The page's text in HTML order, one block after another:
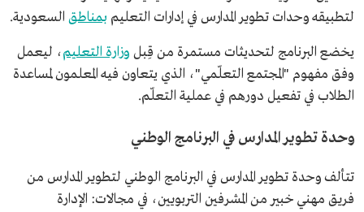
لتطبيقه وحدات تطوير المدارس في إدارات التعليم بمناطق السعودية.
يخضع البرنامج لتحديثات مستمرة من قِبل وزارة التعليم، ليعمل
وفق مفهوم "المجتمع التعلّمي"، الذي يتعاون فيه المعلمون لمساعدة
الطلاب في تفعيل دورهم في عملية التعلّم.
وحدة تطوير المدارس في البرنامج الوطني
تتألف وحدة تطوير المدارس في البرنامج الوطني لتطوير المدارس من
فريق مهني خبير من المشرفين التربويين، في مجالات: الإدارة